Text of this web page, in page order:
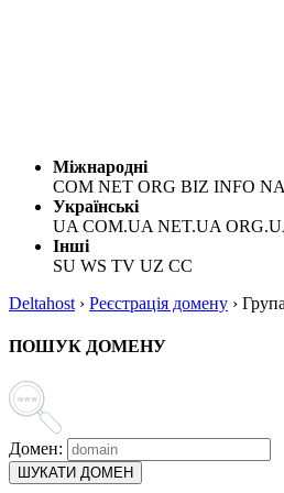
Міжнародні
COM NET ORG BIZ INFO
Українські
UA COM.UA NET.UA
Інші
SU WS TV UZ CC
Deltahost › Реєстрація домену ›
ПОШУК ДОМЕНУ
Домен:
ШУКАТИ ДОМЕН